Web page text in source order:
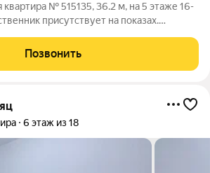
квартира № 515135, 36.2 м, на 5 этаже 16-
присутствует на показах.
По условиям проживания: можно с
Позвонить
6 этаж из 18